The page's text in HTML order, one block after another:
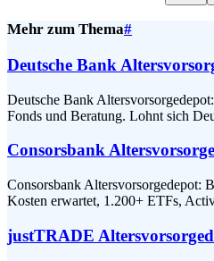
Mehr zum Thema#
Deutsche Bank
Deutsche Bank
Fonds und Beratung. Lohnt sich
Consorsbank
Consorsbank Altersvorsorgedepot:
Kosten erwartet, 1.200+ ETFs,
justTRADE